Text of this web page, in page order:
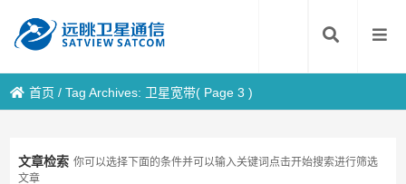
首页 /Tag Archives: 卫星宽带( Page 3 )
文章检索 你可以选择下面的条件并可以输入关键词点击开始搜索进行筛选
文章